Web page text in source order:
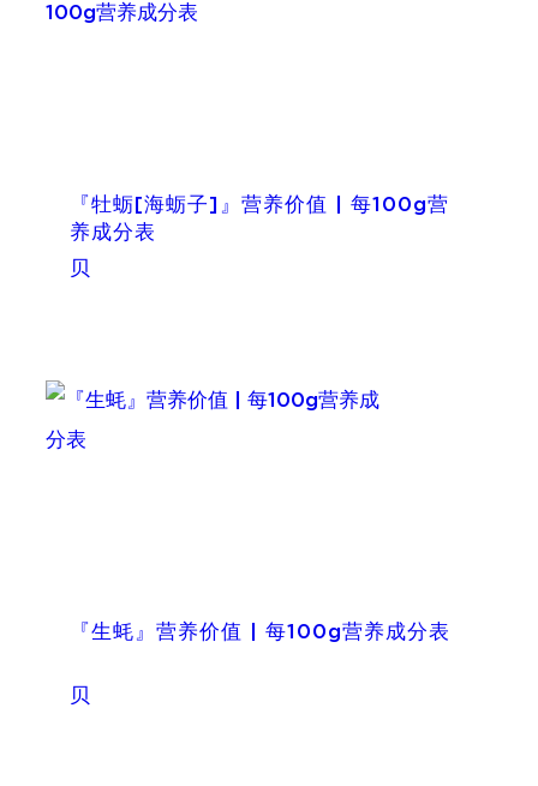
『牡蛎[海蛎子]』营养价值 | 每100g营
养成分表
贝
『生蚝』营养价值 | 每100g营养成分表
贝